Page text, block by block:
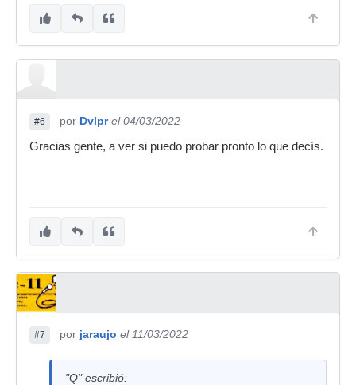
#6 por Dvlpr el 04/03/2022
Gracias gente, a ver si puedo probar pronto lo que decís.
#7 por jaraujo el 11/03/2022
"Q" escribió: